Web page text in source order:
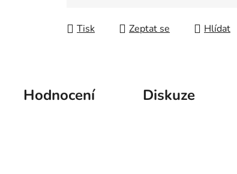
Tisk Zeptat se Hlídat
Hodnocení Diskuze